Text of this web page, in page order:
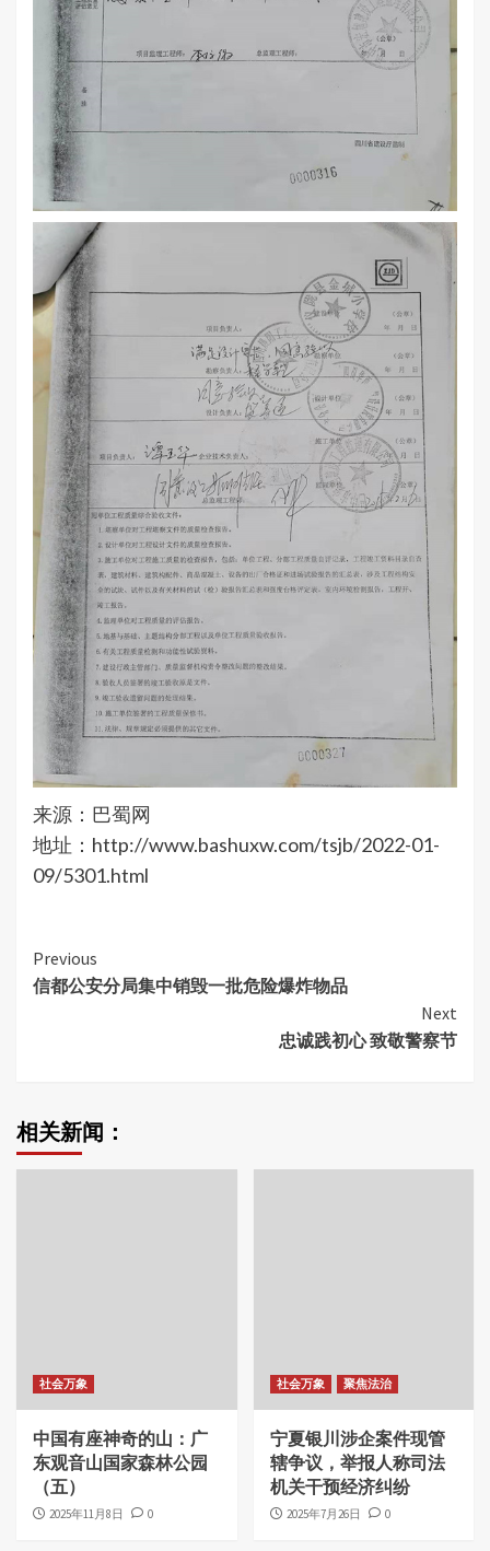
来源：巴蜀网
地址：http://www.bashuxw.com/tsjb/2022-01-
09/5301.html
Continue
Reading
Previous
信都公安分局集中销毁一批危险爆炸物品
Next
忠诚践初心 致敬警察节
相关新闻：
社会万象
中国有座神奇的山：广
东观音山国家森林公园
（五）
2025年11月8日 0
社会万象 聚焦法治
宁夏银川涉企案件现管
辖争议，举报人称司法
机关干预经济纠纷
2025年7月26日 0